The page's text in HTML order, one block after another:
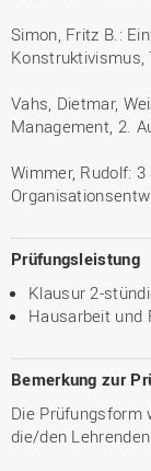
Simon, Fritz B.:
Konstruktivismus,
Vahs, Dietmar,
Management, 2.
Wimmer, Rudolf:
Prüfungsleistung
Klausur 2-
Hausarbeit und
Bemerkung zur
Die Prüfungsform
die/den